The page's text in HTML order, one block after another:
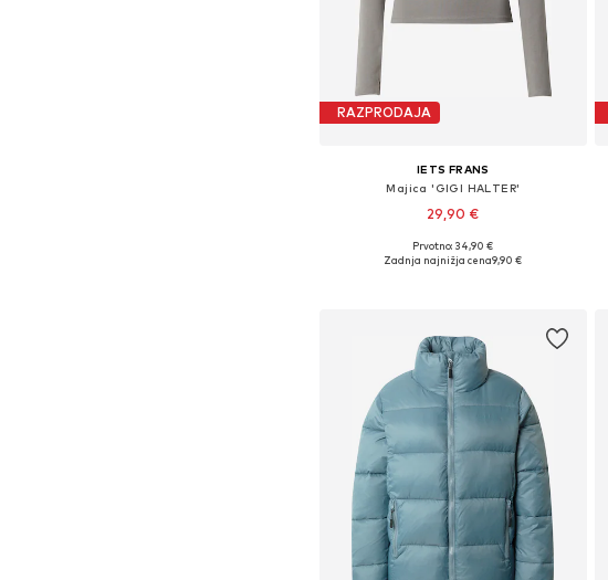
RAZPRODAJA
IETS FRANS
Majica 'GIGI HALTER'
29,90 €
Razpoložljive velikosti: S, M
Prvotno: 34,90 €
Zadnja najnižja cena9,90 €